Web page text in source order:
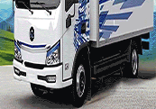
日大使馆落成